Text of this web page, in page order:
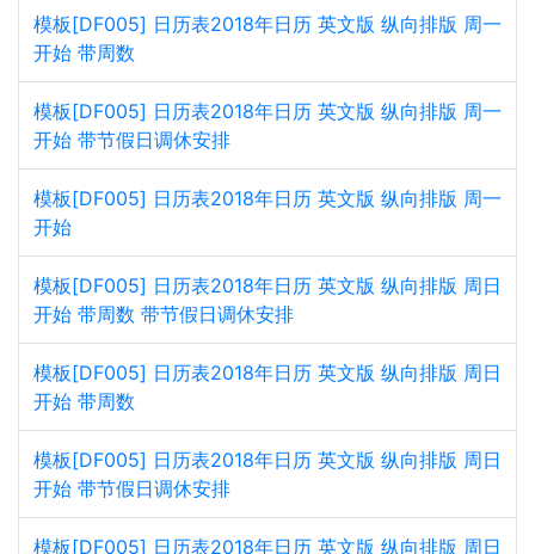
模板[DF005] 日历表2018年日历 英文版 纵向排版 周一
开始 带周数
模板[DF005] 日历表2018年日历 英文版 纵向排版 周一
开始 带节假日调休安排
模板[DF005] 日历表2018年日历 英文版 纵向排版 周一
开始
模板[DF005] 日历表2018年日历 英文版 纵向排版 周日
开始 带周数 带节假日调休安排
模板[DF005] 日历表2018年日历 英文版 纵向排版 周日
开始 带周数
模板[DF005] 日历表2018年日历 英文版 纵向排版 周日
开始 带节假日调休安排
模板[DF005] 日历表2018年日历 英文版 纵向排版 周日